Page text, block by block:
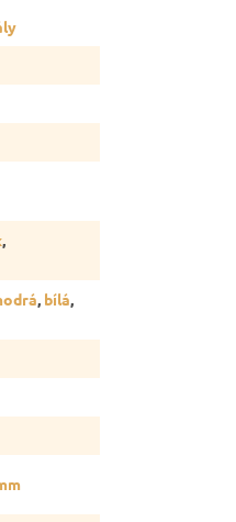
,
, bílá,